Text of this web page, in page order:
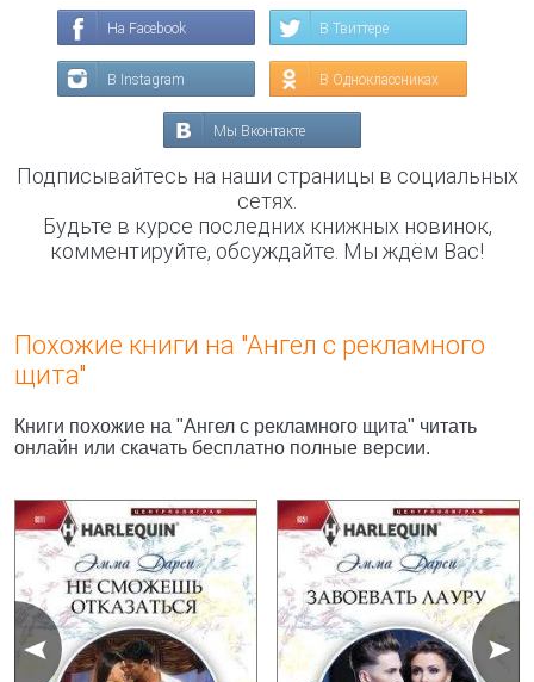
На Facebook В Твиттере
В Instagram В Одноклассниках
Мы Вконтакте
Подписывайтесь на наши страницы в социальных
сетях.
Будьте в курсе последних книжных новинок,
комментируйте, обсуждайте. Мы ждём Вас!
Похожие книги на "Ангел с рекламного
щита"
Книги похожие на "Ангел с рекламного щита" читать
онлайн или скачать бесплатно полные версии.